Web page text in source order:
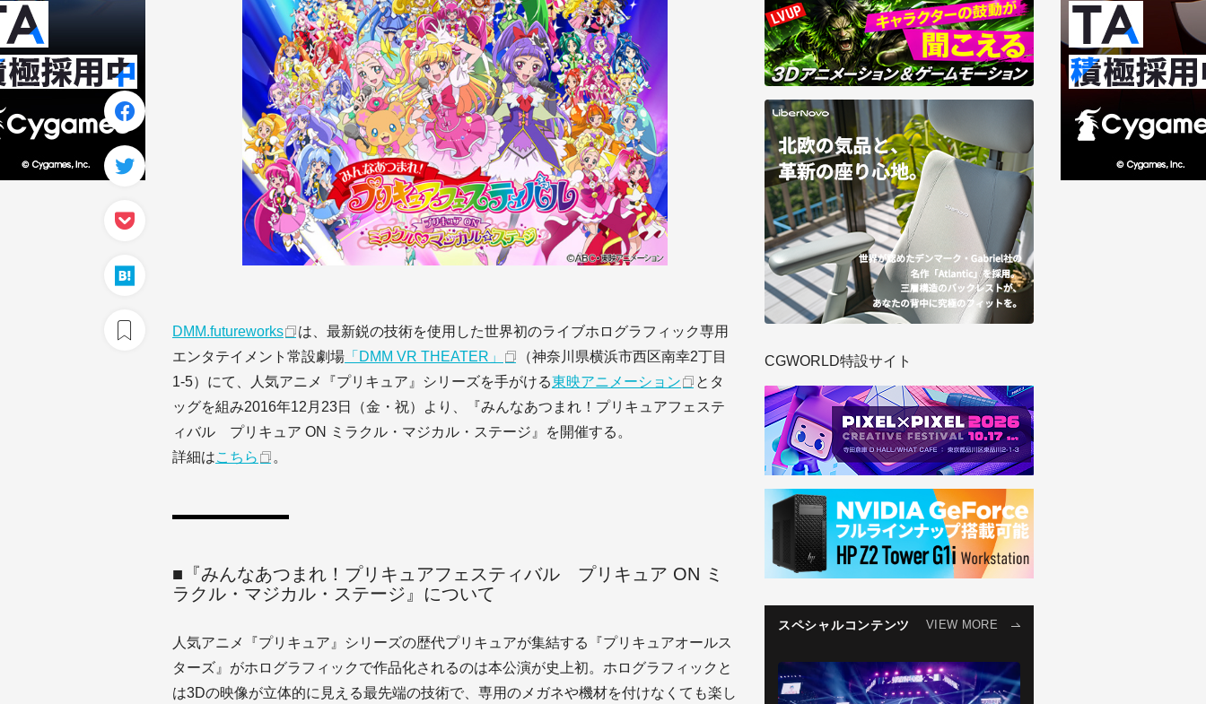
DMM.futureworks
は、最新鋭の技術を使用した世界初のライブホログラフィック専用
エンタテイメント常設劇場 「DMM VR THEATER」
（神奈川県横浜市西区南幸2丁目
1-5）にて、人気アニメ『プリキュア』シリーズを手がける東映アニメーション
とタ
ッグを組み2016年12月23日（金・祝）より、『みんなあつまれ！プリキュアフェステ
ィバル プリキュア ON ミラクル・マジカル・ステージ』を開催する。
詳細はこちら 。
■『みんなあつまれ！プリキュアフェスティバル プリキュア ON ミ
ラクル・マジカル・ステージ』について
人気アニメ『プリキュア』シリーズの歴代プリキュアが集結する『プリキュアオールス
ターズ』がホログラフィックで作品化されるのは本公演が史上初。ホログラフィックと
は3Dの映像が立体的に見える最先端の技術で、専用のメガネや機材を付けなくても楽し
CGWORLD特設サイト
スペシャルコンテンツ VIEW MORE